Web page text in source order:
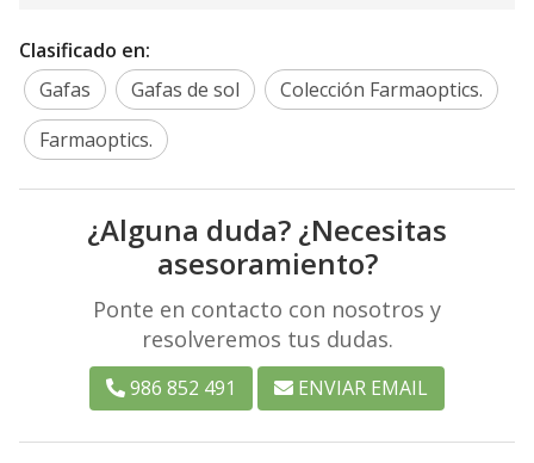
Clasificado en:
Gafas
Gafas de sol
Colección Farmaoptics.
Farmaoptics.
¿Alguna duda? ¿Necesitas
asesoramiento?
Ponte en contacto con nosotros y
resolveremos tus dudas.
986 852 491 ENVIAR EMAIL